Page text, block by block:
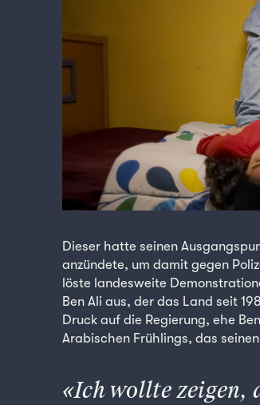
Dieser hatte seinen
anzündete, um damit gegen
löste landesweite
Ben Ali aus, der das Land seit
Druck auf die Regierung, ehe
Arabischen Frühlings, das
Ich wollte zeigen,